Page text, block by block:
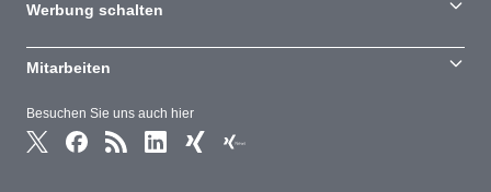
Besuchen Sie uns auch hier
Werbung schalten
Mitarbeiten